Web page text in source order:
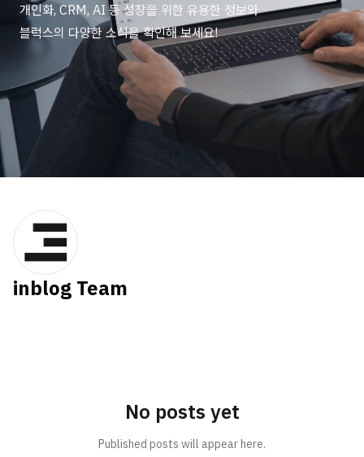
개인화, CRM, AI 등 성장을 위한 유용한 정보와
블럭스의 다양한 소식을 확인해 보세요!
inblog Team
No posts yet
Published posts will appear here.